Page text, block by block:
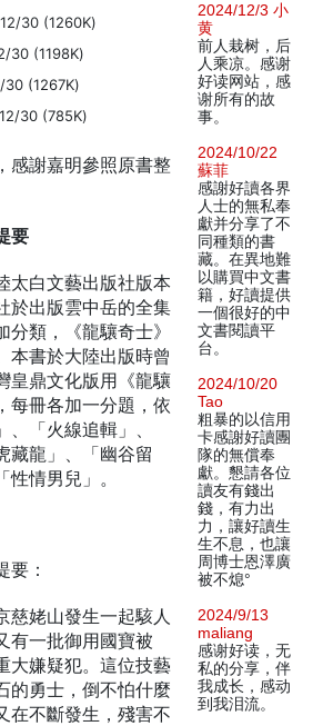
30 (1260K)
30 (1198K)
30 (1267K)
30 (785K)
感謝嘉明參照原書整
要
太白文藝出版社版本
於出版雲中岳的全集
類，《龍驤奇士》
本書於大陸出版時曾
皇鼎文化版用《龍驤
每冊各加一分題，依
「火線追輯」、
藏龍」、「幽谷留
情男兒」。
要：
慈姥山發生一起駭人
有一批御用國寶被
大嫌疑犯。這位技藝
的勇士，倒不怕什麼
在不斷發生，殘害不
2024/12/3 小
黄
前人栽树，后
人乘凉。感谢
好读网站，感
谢所有的故
事。
2024/10/22
蘇菲
感謝好讀各界
人士的無私奉
獻并分享了不
同種類的書
藏。在異地難
以購買中文書
籍，好讀提供
一個很好的中
文書閱讀平
台。
2024/10/20
Tao
粗暴的以信用
卡感謝好讀團
隊的無償奉
獻。懇請各位
讀友有錢出
錢，有力出
力，讓好讀生
生不息，也讓
周博士恩澤廣
被不熄°
2024/9/13
maliang
感谢好读，无
私的分享，伴
我成长，感动
到我泪流。